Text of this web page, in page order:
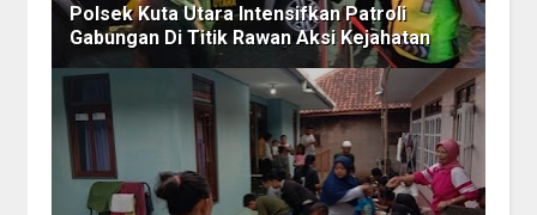
Polsek Kuta Utara Intensifkan Patroli
Gabungan Di Titik Rawan Aksi Kejahatan